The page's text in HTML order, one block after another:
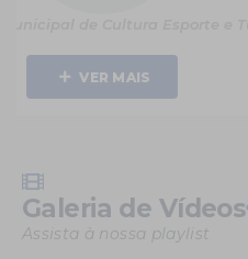
Galeria de Vídeos
Assista à nossa playlist